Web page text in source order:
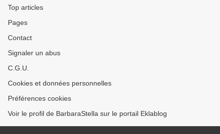
Top articles
Pages
Contact
Signaler un abus
C.G.U.
Cookies et données personnelles
Préférences cookies
Voir le profil de BarbaraStella sur le portail Eklablog